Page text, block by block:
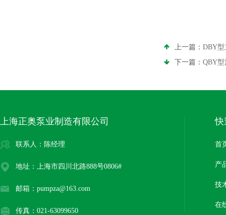
上一篇： DBY型
下一篇： QBY
上海正奥泵业制造有限公司
联系人：陈经理
地址：上海市四川北路888号0806#
邮箱：pumpza@163.com
传真：021-63099650
快
首
产
技
在